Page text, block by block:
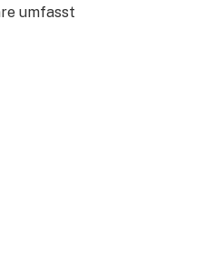
umfasst